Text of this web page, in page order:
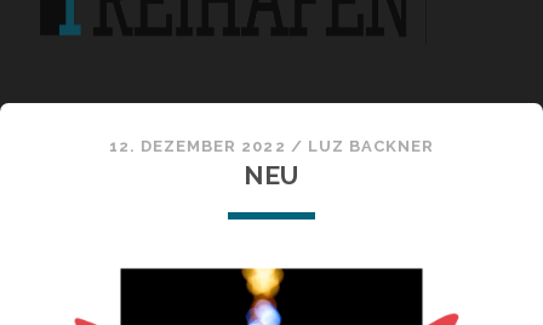
12. DEZEMBER 2022 / LUZ BACKNER
NEU